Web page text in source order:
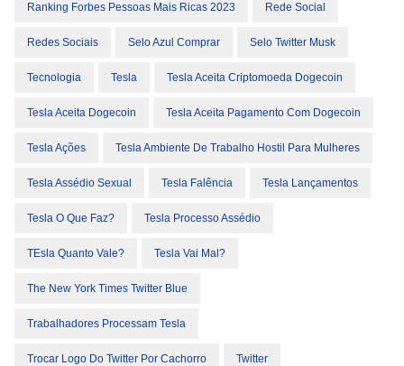
Ranking Forbes Pessoas Mais Ricas 2023 Rede Social
Redes Sociais Selo Azul Comprar Selo Twitter Musk
Tecnologia Tesla Tesla Aceita Criptomoeda Dogecoin
Tesla Aceita Dogecoin Tesla Aceita Pagamento Com Dogecoin
Tesla Ações Tesla Ambiente De Trabalho Hostil Para Mulheres
Tesla Assédio Sexual Tesla Falência Tesla Lançamentos
Tesla O Que Faz? Tesla Processo Assédio
TEsla Quanto Vale? Tesla Vai Mal?
The New York Times Twitter Blue
Trabalhadores Processam Tesla
Trocar Logo Do Twitter Por Cachorro Twitter